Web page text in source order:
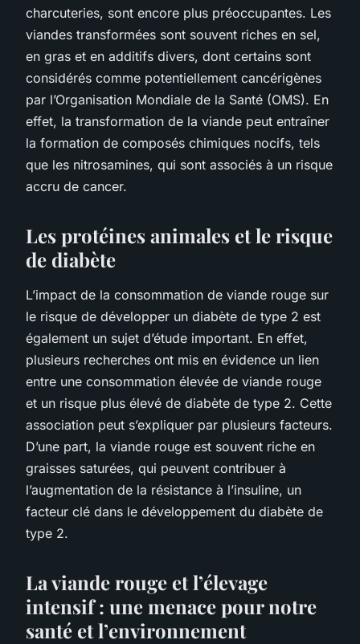
charcuteries, sont encore plus préoccupantes. Les
viandes transformées sont souvent riches en sel,
en gras et en additifs divers, dont certains sont
considérés comme potentiellement cancérigènes
par l’Organisation Mondiale de la Santé (OMS). En
effet, la transformation de la viande peut entraîner
la formation de composés chimiques nocifs, tels
que les nitrosamines, qui sont associés à un risque
accru de cancer.
Les protéines animales et le risque
de diabète
L’impact de la consommation de viande rouge sur
le risque de développer un diabète de type 2 est
également un sujet d’étude important. En effet,
plusieurs recherches ont mis en évidence un lien
entre une consommation élevée de viande rouge
et un risque plus élevé de diabète de type 2. Cette
association peut s’expliquer par plusieurs facteurs.
D’une part, la viande rouge est souvent riche en
graisses saturées, qui peuvent contribuer à
l’augmentation de la résistance à l’insuline, un
facteur clé dans le développement du diabète de
type 2.
La viande rouge et l’élevage
intensif : une menace pour notre
santé et l’environnement